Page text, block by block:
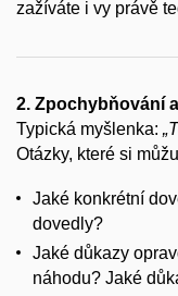
zažíváte i vy právě
2. Zpochybňování
Typická myšlenka:
Otázky, které si
Jaké konkrétní
dovedly?
Jaké důkazy
náhodu? Jaké